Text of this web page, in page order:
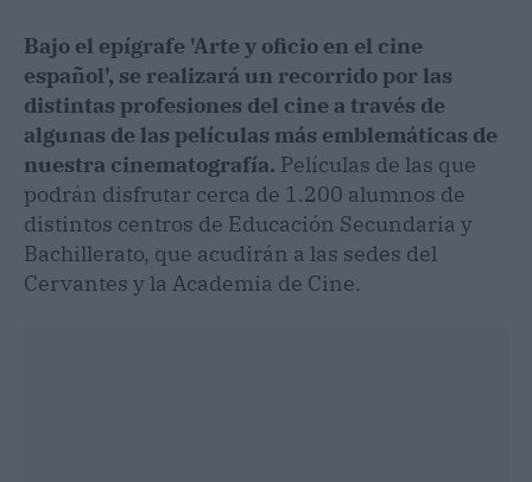
Bajo el epígrafe 'Arte y oficio en el cine
español', se realizará un recorrido por las
distintas profesiones del cine a través de
algunas de las películas más emblemáticas de
nuestra cinematografía. Películas de las que
podrán disfrutar cerca de 1.200 alumnos de
distintos centros de Educación Secundaria y
Bachillerato, que acudirán a las sedes del
Cervantes y la Academia de Cine.